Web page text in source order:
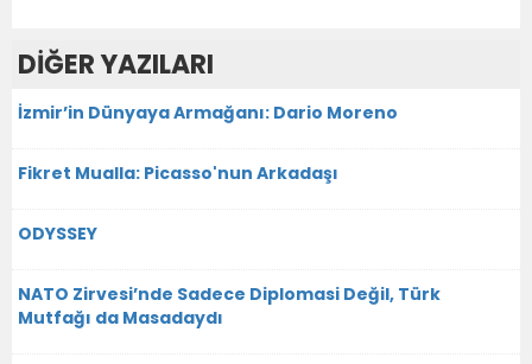
DİĞER YAZILARI
İzmir’in Dünyaya Armağanı: Dario Moreno
Fikret Mualla: Picasso'nun Arkadaşı
ODYSSEY
NATO Zirvesi’nde Sadece Diplomasi Değil, Türk
Mutfağı da Masadaydı